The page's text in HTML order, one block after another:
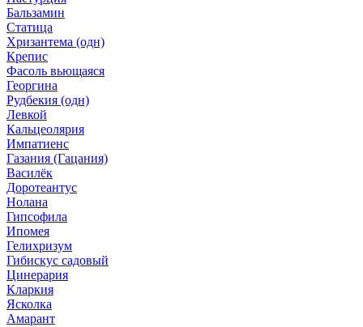
Бальзамин
Статица
Хризантема (одн)
Крепис
Фасоль вьющаяся
Георгина
Рудбекия (одн)
Левкой
Кальцеолярия
Импатиенс
Газания (Гацания)
Василёк
Доротеантус
Нолана
Гипсофила
Ипомея
Гелихризум
Гибискус садовый
Цинерария
Кларкия
Ясколка
Амарант